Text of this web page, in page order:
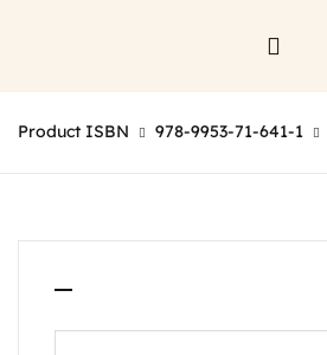
Product ISBN 978-9953-71-641-1